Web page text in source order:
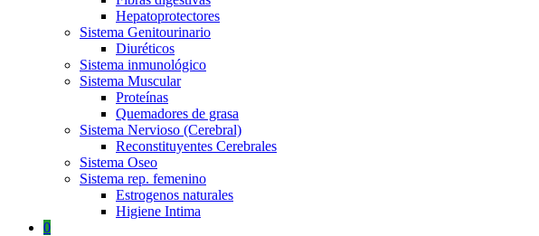
Hepatoprotectores
Sistema Genitourinario
Diuréticos
Sistema inmunológico
Sistema Muscular
Proteínas
Quemadores de grasa
Sistema Nervioso (Cerebral)
Reconstituyentes Cerebrales
Sistema Oseo
Sistema rep. femenino
Estrogenos naturales
Higiene Intima
0